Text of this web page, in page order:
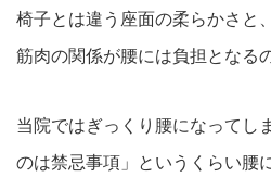
椅子とは違う座面の柔らかさと
筋肉の関係が腰には負担となる
当院ではぎっくり腰になってし
のは禁忌事項」というくらい腰